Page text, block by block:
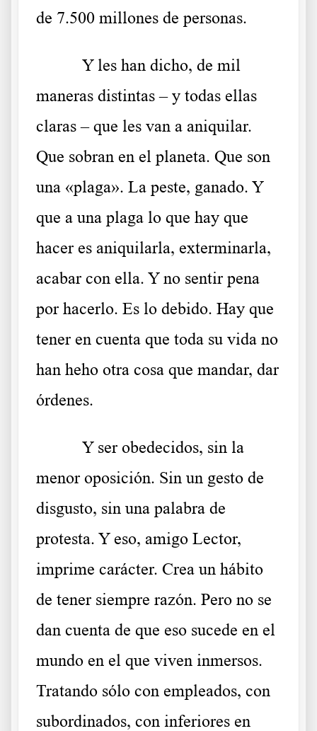
de 7.500 millones de personas.
Y les han dicho, de mil
maneras distintas – y todas ellas
claras – que les van a aniquilar.
Que sobran en el planeta. Que son
una «plaga». La peste, ganado. Y
que a una plaga lo que hay que
hacer es aniquilarla, exterminarla,
acabar con ella. Y no sentir pena
por hacerlo. Es lo debido. Hay que
tener en cuenta que toda su vida no
han heho otra cosa que mandar, dar
órdenes.
Y ser obedecidos, sin la
menor oposición. Sin un gesto de
disgusto, sin una palabra de
protesta. Y eso, amigo Lector,
imprime carácter. Crea un hábito
de tener siempre razón. Pero no se
dan cuenta de que eso sucede en el
mundo en el que viven inmersos.
Tratando sólo con empleados, con
subordinados, con inferiores en